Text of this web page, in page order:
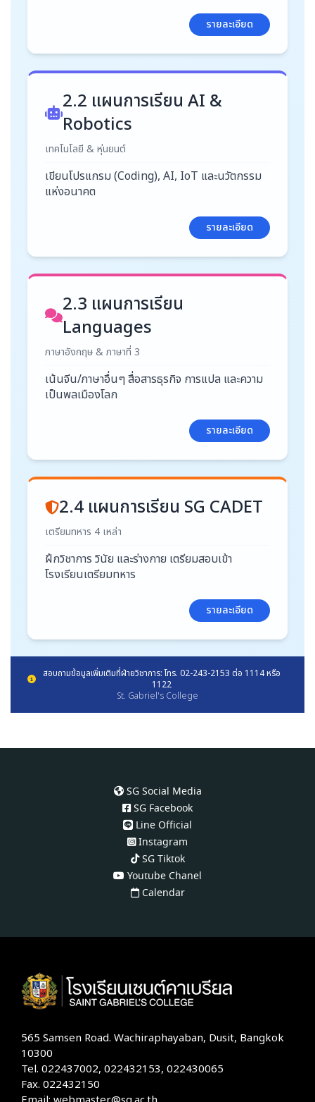
รายละเอียด
2.2 แผนการเรียน AI &
Robotics
เทคโนโลยี & หุ่นยนต์
เขียนโปรแกรม (Coding), AI, IoT และนวัตกรรม
แห่งอนาคต
รายละเอียด
2.3 แผนการเรียน
Languages
ภาษาอังกฤษ & ภาษาที่ 3
เน้นจีน/ภาษาอื่นๆ สื่อสารธุรกิจ การแปล และความ
เป็นพลเมืองโลก
รายละเอียด
2.4 แผนการเรียน SG CADET
เตรียมทหาร 4 เหล่า
ฝึกวิชาการ วินัย และร่างกาย เตรียมสอบเข้า
โรงเรียนเตรียมทหาร
รายละเอียด
สอบถามข้อมูลเพิ่มเติมที่ฝ่ายวิชาการ: โทร. 02-243-2153 ต่อ 1114 หรือ
1122
St. Gabriel's College
SG Social Media
SG Facebook
Line Official
Instagram
SG Tiktok
Youtube Chanel
Calendar
565 Samsen Road. Wachiraphayaban, Dusit, Bangkok
10300
Tel. 022437002, 022432153, 022430065
Fax. 022432150